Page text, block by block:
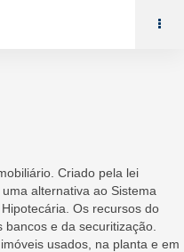
Criado pela lei
alternativa ao Sistema
Os recursos do
e da securitização.
usados, na planta e em